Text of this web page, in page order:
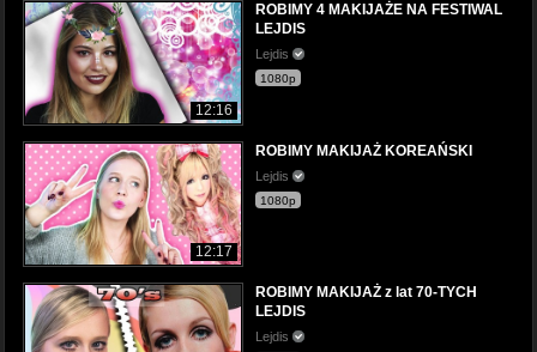
12:16
ROBIMY 4 MAKIJAŻE NA FESTIWAL
LEJDIS
Lejdis
1080p
12:17
ROBIMY MAKIJAŻ KOREAŃSKI
Lejdis
1080p
ROBIMY MAKIJAŻ z lat 70-TYCH
LEJDIS
Lejdis